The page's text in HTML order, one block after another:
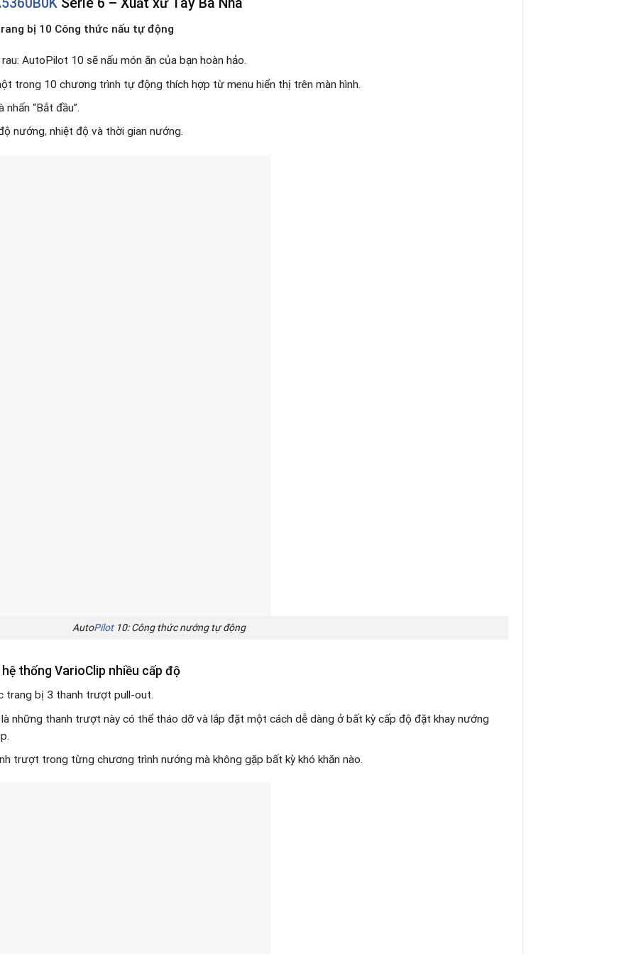
bị 10 Công thức nấu tự động
AutoPilot 10 sẽ nấu món ăn của bạn hoàn hảo.
trong 10 chương trình tự động thích hợp từ menu hiển thị trên màn hình.
“Bắt đầu”.
nướng, nhiệt độ và thời gian nướng.
AutoPilot10: Công thức nướng tự động
thống VarioClip nhiều cấp độ
trang bị 3 thanh trượt pull-out.
những thanh trượt này có thể tháo dỡ và lắp đặt một cách dễ dàng ở bất kỳ cấp độ đặt khay nướng
trượt trong từng chương trình nướng mà không gặp bất kỳ khó khăn nào.